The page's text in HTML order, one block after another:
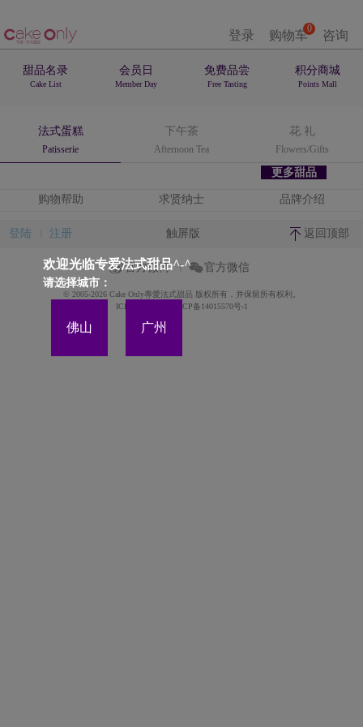
登录 0
购物车 咨询
甜品名录
Cake List
会员日
Member Day
免费品尝
Free Tasting
积分商城
Points Mall
法式蛋糕
Patisserie
下午茶
Afternoon Tea
花.礼
Flowers/Gifts
更多甜品
欢迎光临专爱法式甜品^-^
请选择城市：
佛山 广州
购物帮助 求贤纳士 品牌介绍
登陆 注册 触屏版 返回顶部
官方微博 官方微信
© 2005-2026 Cake Only專愛法式甜品 版权所有，并保留所有权利。
ICP备案证书号:粤ICP备14015570号-1